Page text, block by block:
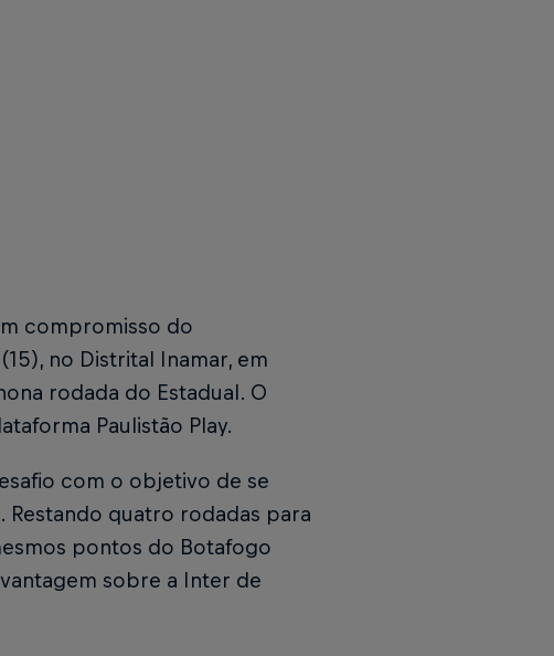
compromisso do
no Distrital Inamar, em
rodada do Estadual. O
Paulistão Play.
com o objetivo de se
Restando quatro rodadas para
pontos do Botafogo
sobre a Inter de